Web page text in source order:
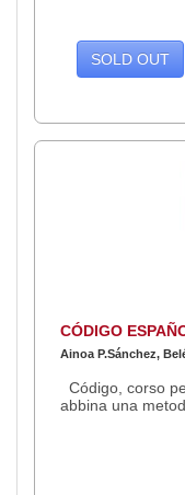
SOLD OUT
CÓDIGO
Ainoa P.Sánchez,
Código, corso
abbina una